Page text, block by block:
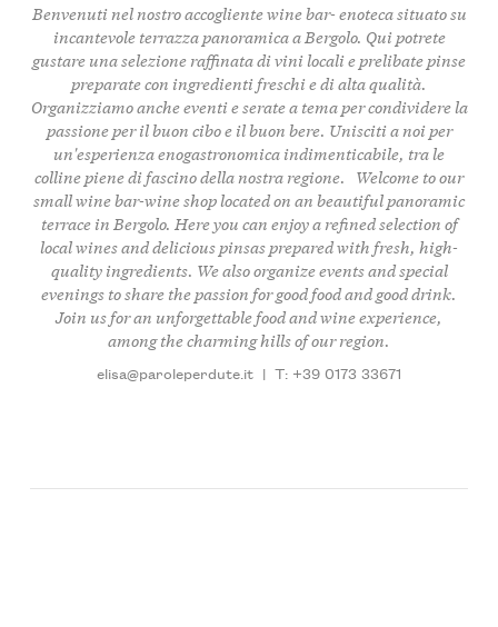
Benvenuti nel nostro accogliente wine bar- enoteca situato su
incantevole terrazza panoramica a Bergolo. Qui potrete
gustare una selezione raffinata di vini locali e prelibate pinse
preparate con ingredienti freschi e di alta qualità.
Organizziamo anche eventi e serate a tema per condividere la
passione per il buon cibo e il buon bere. Unisciti a noi per
un'esperienza enogastronomica indimenticabile, tra le
colline piene di fascino della nostra regione. Welcome to our
small wine bar-wine shop located on an beautiful panoramic
terrace in Bergolo. Here you can enjoy a refined selection of
local wines and delicious pinsas prepared with fresh, high-
quality ingredients. We also organize events and special
evenings to share the passion for good food and good drink.
Join us for an unforgettable food and wine experience,
among the charming hills of our region.
elisa@paroleperdute.it | T: +39 0173 33671